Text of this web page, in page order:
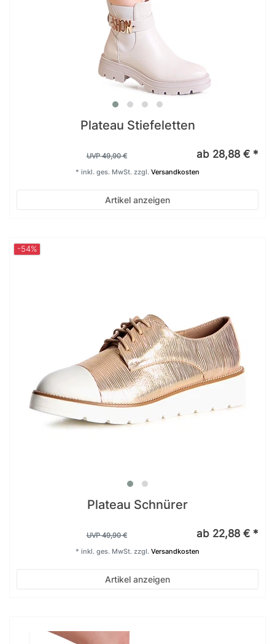
Plateau Stiefeletten
UVP 49,90 € ab 28,88 € *
Artikel anzeigen
* inkl. ges. MwSt. zzgl. Versandkosten
-54%
Plateau Schnürer
UVP 49,90 € ab 22,88 € *
Artikel anzeigen
* inkl. ges. MwSt. zzgl. Versandkosten